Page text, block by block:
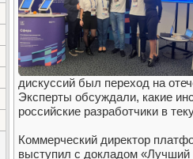
дискуссий был переход на
Эксперты обсуждали, какие
российские разработчики в
Коммерческий директор
выступил с докладом